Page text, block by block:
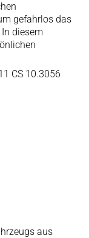
gefahrlos das
diesem
CS 10.3056
aus